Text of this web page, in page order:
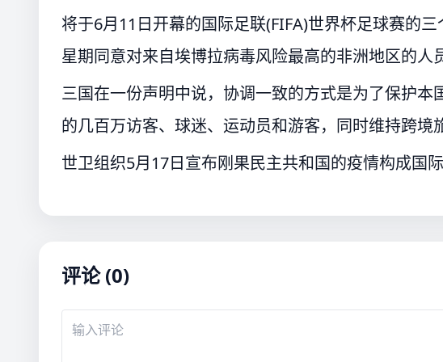
将于6月11日开幕的国际足联(FIFA)世界杯足球赛的
星期同意对来自埃博拉病毒风险最高的非洲地区的人
三国在一份声明中说，协调一致的方式是为了保护
的几百万访客、球迷、运动员和游客，同时维持跨境
世卫组织5月17日宣布刚果民主共和国的疫情构成国
评论 (0)